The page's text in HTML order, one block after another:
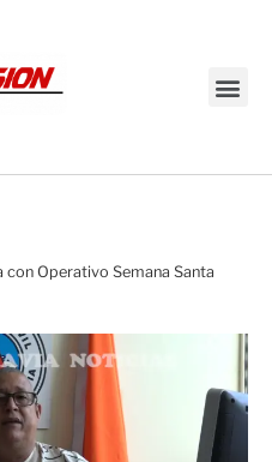
con Operativo Semana Santa